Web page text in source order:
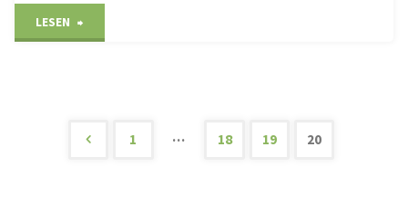
LESEN
1 … 18 19 20